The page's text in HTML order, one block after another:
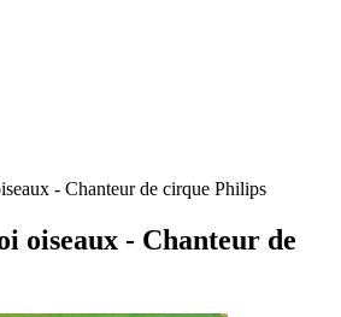
- Chanteur de cirque Philips
oiseaux - Chanteur de